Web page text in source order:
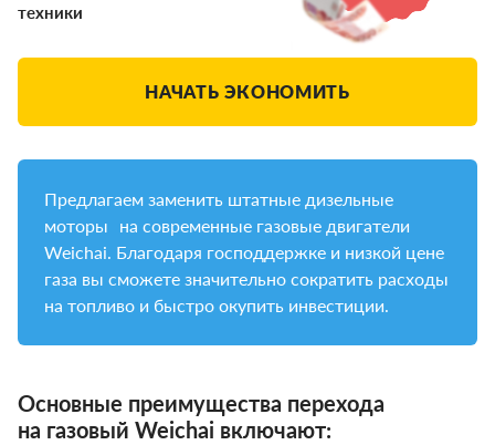
техники
НАЧАТЬ ЭКОНОМИТЬ
Предлагаем заменить штатные дизельные
моторы на современные газовые двигатели
Weichai. Благодаря господдержке и низкой цене
газа вы сможете значительно сократить расходы
на топливо и быстро окупить инвестиции.
Основные преимущества перехода
на газовый Weichai включают: